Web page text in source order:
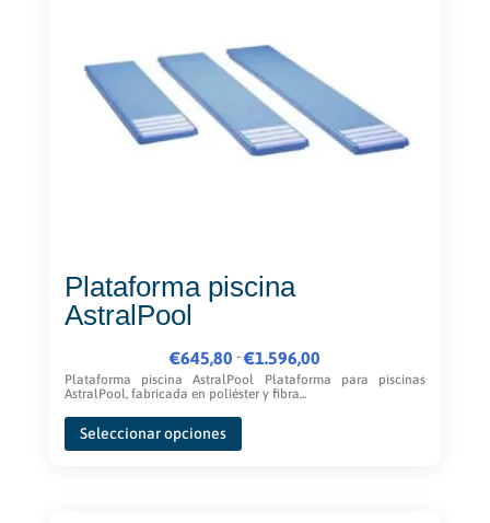
Plataforma piscina
AstralPool
€645,80 -€1.596,00
Rango
de
precios:
Plataforma piscina AstralPool Plataforma para piscinas
AstralPool, fabricada en poliéster y fibra...
Seleccionar opciones